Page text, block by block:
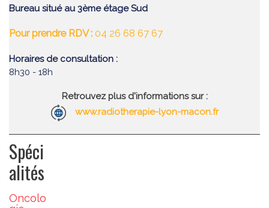
Bureau situé au 3ème étage Sud
Pour prendre RDV : 04 26 68 67 67
Horaires de consultation :
8h30 - 18h
Retrouvez plus d'informations sur :
www.radiotherapie-lyon-macon.fr
Spéci
alités
Oncolo